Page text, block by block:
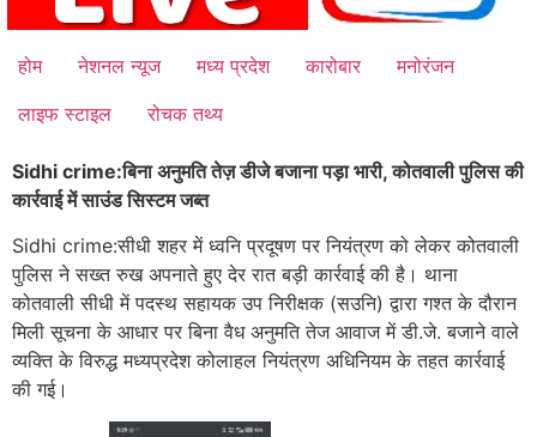
होम नेशनल न्यूज मध्य प्रदेश कारोबार
मनोरंजन
लाइफ स्टाइल
रोचक तथ्य
Sidhi crime:बिना अनुमति तेज़ डीजे बजाना पड़ा भारी, कोतवाली पुलिस की
कार्रवाई में साउंड सिस्टम जब्त
Sidhi crime:सीधी शहर में ध्वनि प्रदूषण पर नियंत्रण को लेकर कोतवाली
पुलिस ने सख्त रुख अपनाते हुए देर रात बड़ी कार्रवाई की है। थाना
कोतवाली सीधी में पदस्थ सहायक उप निरीक्षक (सउनि) द्वारा गश्त के दौरान
मिली सूचना के आधार पर बिना वैध अनुमति तेज आवाज में डी.जे. बजाने वाले
व्यक्ति के विरुद्ध मध्यप्रदेश कोलाहल नियंत्रण अधिनियम के तहत कार्रवाई
की गई।